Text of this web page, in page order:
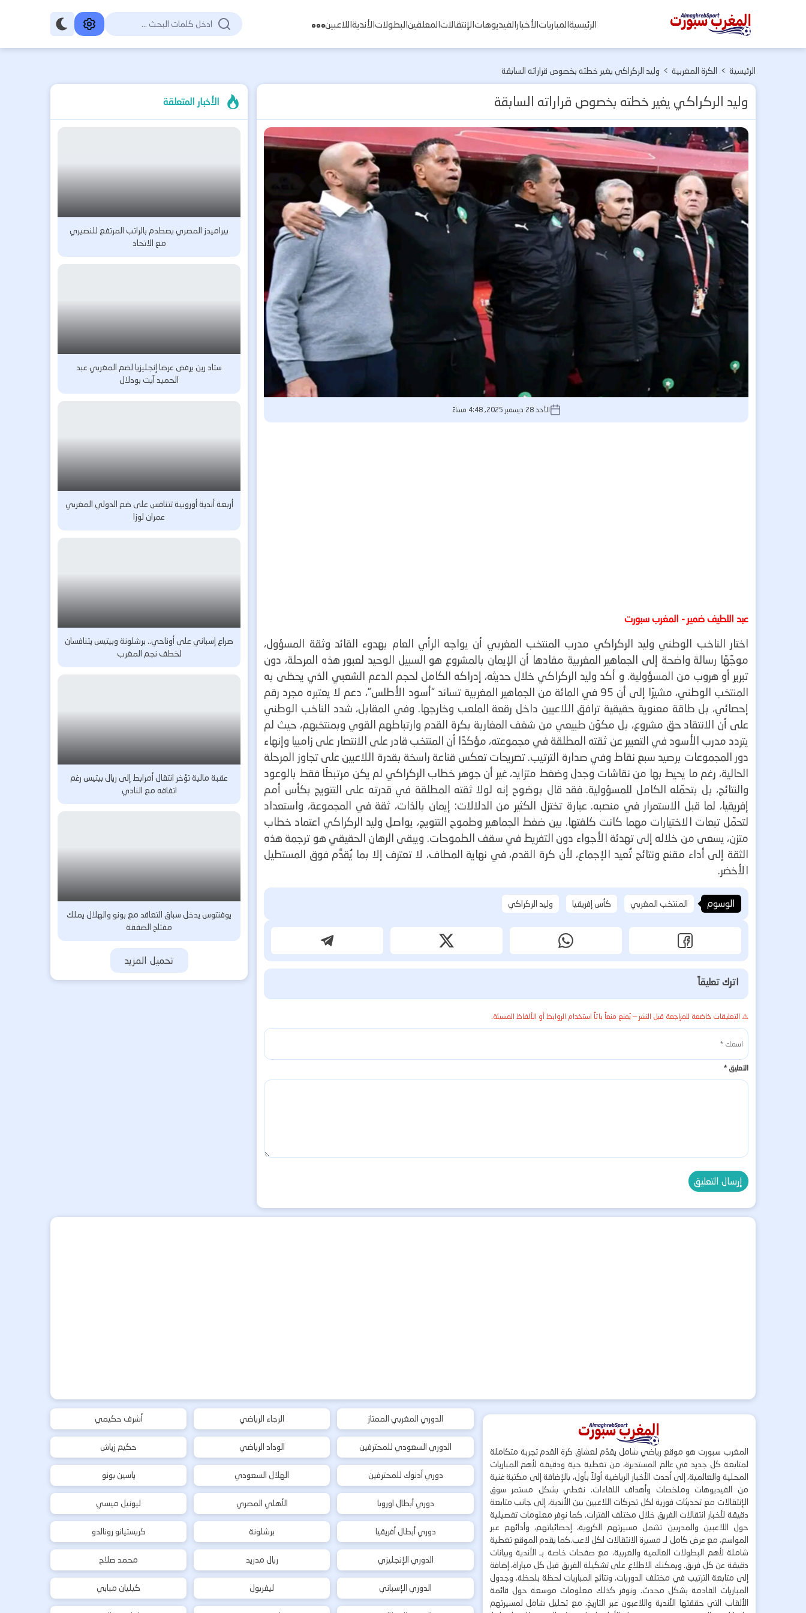
المغرب
الرئيسيةالمبارياتالأخبارالفيديوهاتالإنتقالاتالمعلقينالبطولاتالأنديةاللاعبين
الرئيسية > الكرة المغربية > وليد الركراكي يغير خطته بخصوص قراراته السابقة
وليد الركراكي يغير خطته بخصوص قراراته السابقة
الأحد 28 ديسمبر 2025, 4:48 مساءً
عبد اللطيف ضمير - المغرب سبورت
اختار الناخب الوطني وليد الركراكي مدرب المنتخب المغربي أن يواجه الرأي العام بهدوء القائد وثقة المسؤول،
موجّهًا رسالة واضحة إلى الجماهير المغربية مفادها أن الإيمان بالمشروع هو السبيل الوحيد لعبور هذه المرحلة، دون
تبرير أو هروب من المسؤولية. و أكد وليد الركراكي خلال حديثه، إدراكه الكامل لحجم الدعم الشعبي الذي يحظى به
المنتخب الوطني، مشيرًا إلى أن 95 في المائة من الجماهير المغربية تساند “أسود الأطلس”، دعم لا يعتبره مجرد رقم
إحصائي، بل طاقة معنوية حقيقية ترافق اللاعبين داخل رقعة الملعب وخارجها. وفي المقابل، شدد الناخب الوطني
على أن الانتقاد حق مشروع، بل مكوّن طبيعي من شغف المغاربة بكرة القدم وارتباطهم القوي وبمنتخبهم، حيث لم
يتردد مدرب الأسود في التعبير عن ثقته المطلقة في مجموعته، مؤكدًا أن المنتخب قادر على الانتصار على زامبيا وإنهاء
دور المجموعات برصيد سبع نقاط وفي صدارة الترتيب.تصريحات تعكس قناعة راسخة بقدرة اللاعبين على تجاوز المرحلة
الحالية، رغم ما يحيط بها من نقاشات وجدل وضغط متزايد، غير أن جوهر خطاب الركراكي لم يكن مرتبطًا فقط بالوعود
والنتائج، بل بتحمّله الكامل للمسؤولية. فقد قال بوضوح إنه لولا ثقته المطلقة في قدرته على التتويج بكأس أمم
إفريقيا، لما قبل الاستمرار في منصبه. عبارة تختزل الكثير من الدلالات: إيمان بالذات، ثقة في المجموعة، واستعداد
لتحمّل تبعات الاختيارات مهما كانت كلفتها. بين ضغط الجماهير وطموح التتويج، يواصل وليد الركراكي اعتماد خطاب
متزن، يسعى من خلاله إلى تهدئة الأجواء دون التفريط في سقف الطموحات. ويبقى الرهان الحقيقي هو ترجمة هذه
الثقة إلى أداء مقنع ونتائج تُعيد الإجماع، لأن كرة القدم، في نهاية المطاف، لا تعترف إلا بما يُقدَّم فوق المستطيل
الأخضر.
الوسوم المنتخب المغربي كأس إفريقيا وليد الركراكي
اترك تعليقاً
⚠️ التعليقات خاضعة للمراجعة قبل النشر — يُمنع منعاً باتاً استخدام الروابط أو الألفاظ المسيئة.
التعليق*
الأخبار المتعلقة
بيراميدز المصري يصطدم بالراتب المرتفع للنصيري
مع الاتحاد
ستاد رين يرفض عرضا إنجليزيا لضم المغربي عبد
الحميد آيت بودلال
أربعة أندية أوروبية تتنافس على ضم الدولي المغربي
عمران لوزا
صراع إسباني على أوناحي.. برشلونة وبيتيس يتنافسان
لخطف نجم المغرب
عقبة مالية تؤخر انتقال أمرابط إلى ريال بيتيس رغم
اتفاقه مع النادي
يوفنتوس يدخل سباق التعاقد مع بونو والهلال يملك
مفتاح الصفقة
تحميل المزيد
المغرب سبورت هو موقع رياضي شامل يقدّم لعشاق كرة القدم تجربة متكاملة
لمتابعة كل جديد في عالم المستديرة، من تغطية حية ودقيقة لأهم المباريات
المحلية والعالمية، إلى أحدث الأخبار الرياضية أولاً بأول، بالإضافة إلى مكتبة غنية
من الفيديوهات وملخصات وأهداف اللقاءات. نغطي بشكل مستمر سوق
الإنتقالات مع تحديثات فورية لكل تحركات اللاعبين بين الأندية، إلى جانب متابعة
دقيقة لأخبار انتقالات الفريق خلال مختلف الفترات. كما نوفر معلومات تفصيلية
حول اللاعبين والمدربين تشمل مسيرتهم الكروية، إحصائياتهم، وأدائهم عبر
المواسم، مع عرض كامل لـ مسيرة الانتقالات لكل لاعب.كما يقدم الموقع تغطية
شاملة لأهم البطولات العالمية والعربية، مع صفحات خاصة بـ الأندية وبيانات
دقيقة عن كل فريق. ويمكنك الاطلاع على تشكيلة الفريق قبل كل مباراة، إضافة
إلى متابعة الترتيب في مختلف الدوريات، ونتائج المباريات لحظة بلحظة، وجدول
المباريات القادمة بشكل محدث. ونوفر كذلك معلومات موسعة حول قائمة
الألقاب التي حققتها الأندية واللاعبون عبر التاريخ، مع تحليل شامل لمسيرتهم
الدوري المغربي الممتاز
الدوري السعودي للمحترفين
دوري أدنوك للمحترفين
دوري أبطال اوروبا
دوري أبطال أفريقيا
الدوري الإنجليزي
الدوري الإسباني
الرجاء الرياضي
الوداد الرياضي
الهلال السعودي
الأهلي المصري
برشلونة
ريال مدريد
ليفربول
أشرف حكيمي
حكيم زياش
ياسين بونو
ليونيل ميسي
كريستيانو رونالدو
محمد صلاح
كيليان مبابي